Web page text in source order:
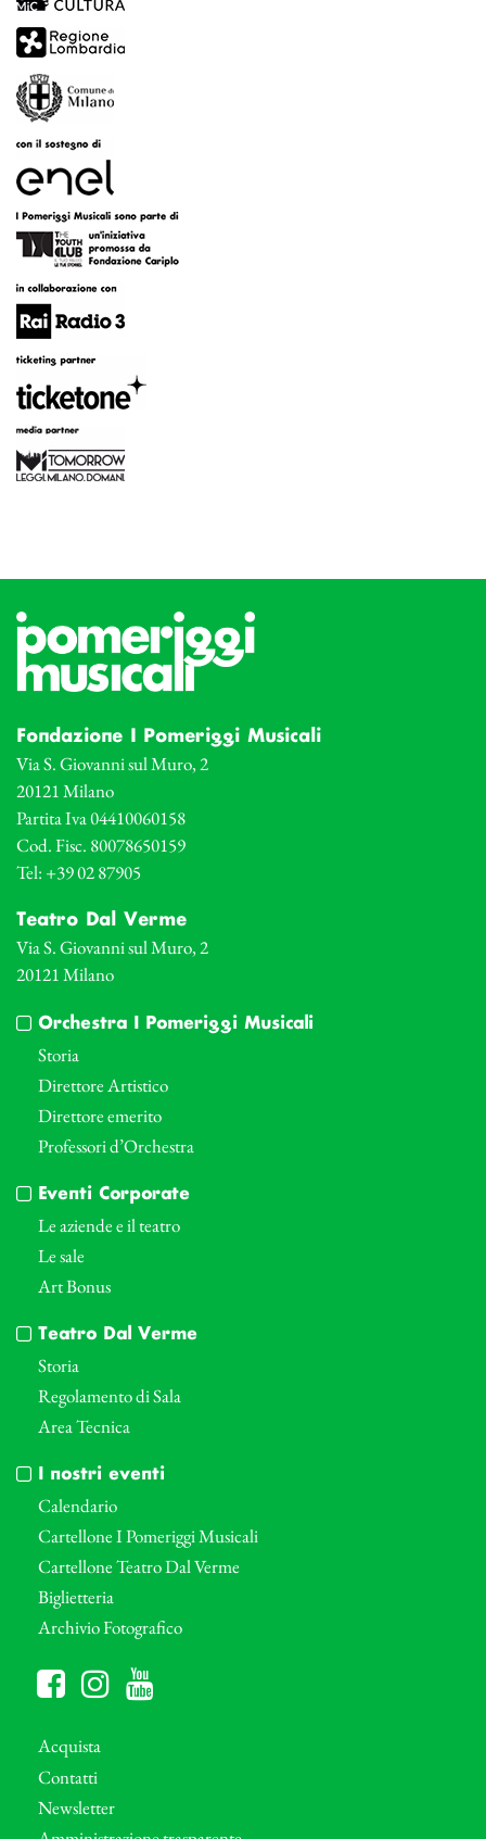
Fondazione I Pomeriggi Musicali
Via S. Giovanni sul Muro, 2
20121 Milano
Partita Iva 04410060158
Cod. Fisc. 80078650159
Tel: +39 02 87905
Teatro Dal Verme
Via S. Giovanni sul Muro, 2
20121 Milano
Orchestra I Pomeriggi Musicali
Storia
Direttore Artistico
Direttore emerito
Professori d’Orchestra
Eventi Corporate
Le aziende e il teatro
Le sale
Art Bonus
Teatro Dal Verme
Storia
Regolamento di Sala
Area Tecnica
I nostri eventi
Calendario
Cartellone I Pomeriggi Musicali
Cartellone Teatro Dal Verme
Biglietteria
Archivio Fotografico
Acquista
Contatti
Newsletter